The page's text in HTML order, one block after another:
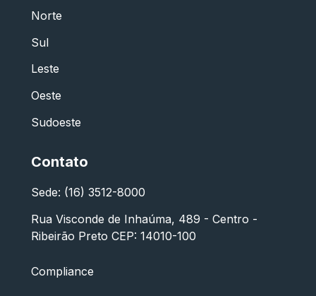
Norte
Sul
Leste
Oeste
Sudoeste
Contato
Sede: (16) 3512-8000
Rua Visconde de Inhaúma, 489 - Centro -
Ribeirão Preto CEP: 14010-100
Compliance